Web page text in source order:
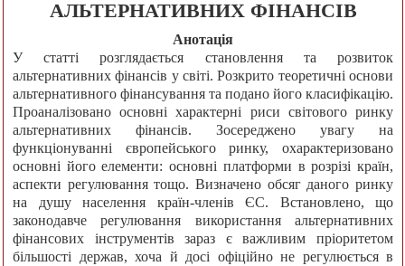
АЛЬТЕРНАТИВНИХ ФІНАНСІВ
Анотація
У статті розглядається становлення та розвиток
альтернативних фінансів у світі. Розкрито теоретичні основи
альтернативного фінансування та подано його класифікацію.
Проаналізовано основні характерні риси світового ринку
альтернативних фінансів. Зосереджено увагу на
функціонуванні європейського ринку, охарактеризовано
основні його елементи: основні платформи в розрізі країн,
аспекти регулювання тощо. Визначено обсяг даного ринку
на душу населення країн-членів ЄС. Встановлено, що
законодавче регулювання використання альтернативних
фінансових інструментів зараз є важливим пріоритетом
більшості держав, хоча й досі офіційно не регулюється в